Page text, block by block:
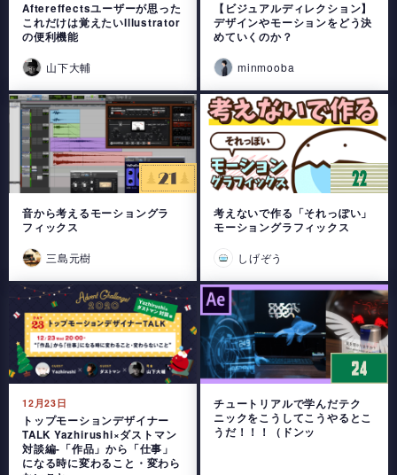
Aftereffectsユーザーが思った
これだけは覚えたいIllustrator
の便利機能
山下大輔
【ビジュアルディレクション】
デザインやモーションをどう決
めていくのか？
minmooba
音から考えるモーショングラ
フィックス
三島元樹
考えないで作る「それっぽい」
モーショングラフィックス
しげぞう
12月23日
トップモーションデザイナー
TALK Yazhirushi×ダストマン
対談編-「作品」から「仕事」
になる時に変わること・変わら
チュートリアルで学んだテク
ニックをこうしてこうやるとこ
うだ！！！（ドンッ